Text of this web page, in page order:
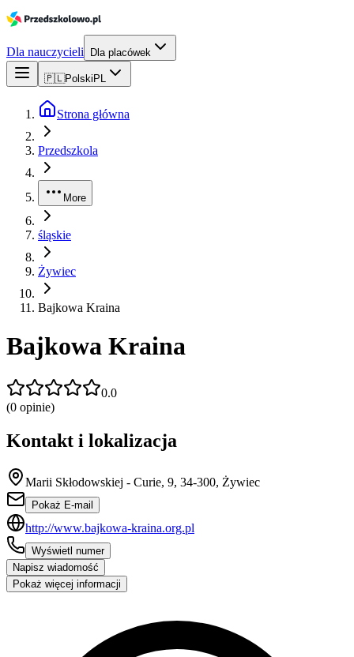
Dla nauczycieli Dla placówek
🇵🇱Polski PL
Strona główna
Przedszkola
More
śląskie
Żywiec
Bajkowa Kraina
Bajkowa Kraina
0.0
(0 opinie)
Kontakt i lokalizacja
Marii Skłodowskiej - Curie, 9, 34-300, Żywiec
Pokaż E-mail
http://www.bajkowa-kraina.org.pl
Wyświetl numer
Napisz wiadomość
Pokaż więcej informacji